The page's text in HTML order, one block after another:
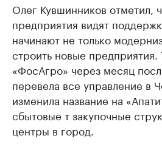
Олег Кувшинников отметил,
предприятия видят
начинают не только
строить новые предприятия.
«ФосАгро» через месяц
перевела все управление в
изменила название на
сбытовые т закупочные
центры в город.